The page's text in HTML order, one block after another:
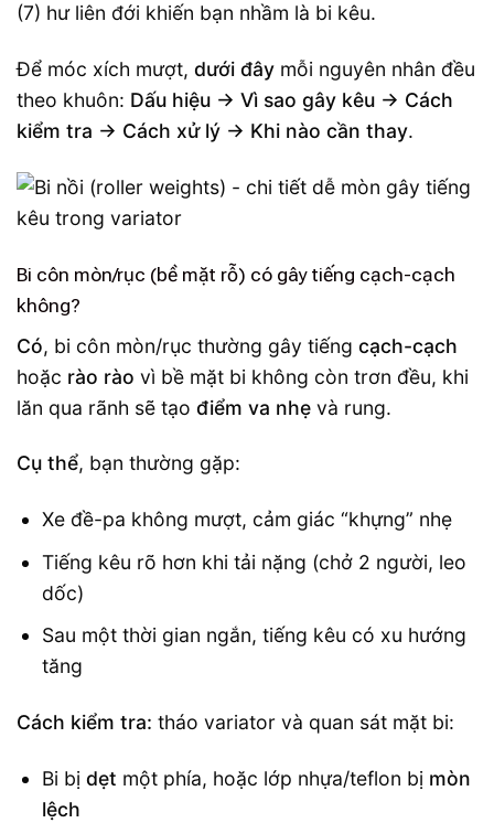
(7) hư liên đới khiến bạn nhầm là bi kêu.
Để móc xích mượt, dưới đây mỗi nguyên nhân đều
theo khuôn: Dấu hiệu → Vì sao gây kêu → Cách
kiểm tra → Cách xử lý → Khi nào cần thay.
Bi côn mòn/rục (bề mặt rỗ) có gây tiếng cạch-cạch
không?
Có, bi côn mòn/rục thường gây tiếng cạch-cạch
hoặc rào rào vì bề mặt bi không còn trơn đều, khi
lăn qua rãnh sẽ tạo điểm va nhẹ và rung.
Cụ thể, bạn thường gặp:
Xe đề-pa không mượt, cảm giác “khựng” nhẹ
Tiếng kêu rõ hơn khi tải nặng (chở 2 người, leo
dốc)
Sau một thời gian ngắn, tiếng kêu có xu hướng
tăng
Cách kiểm tra: tháo variator và quan sát mặt bi:
Bi bị dẹt một phía, hoặc lớp nhựa/teflon bị mòn
lệch